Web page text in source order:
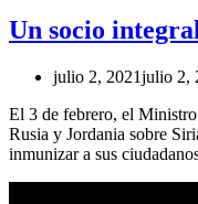
Un socio
julio 2, 2021julio 2,
El 3 de febrero, el
Rusia y Jordania sobre
inmunizar a sus